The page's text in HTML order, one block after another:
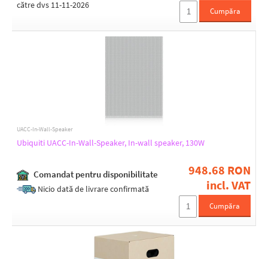
către dvs 11-11-2026
Cumpăra
UACC-In-Wall-Speaker
Ubiquiti UACC-In-Wall-Speaker, In-wall speaker, 130W
Comandat pentru disponibilitate
Nicio dată de livrare confirmată
948.68 RON
incl. VAT
Cumpăra